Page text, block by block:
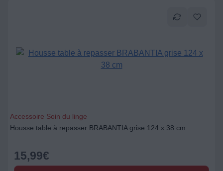
Accessoire Soin du linge
Housse table à repasser BRABANTIA grise 124 x 38 cm
15,99€